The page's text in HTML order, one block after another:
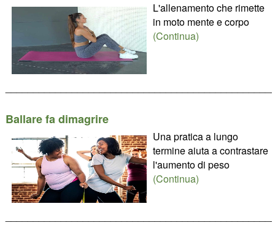
L'allenamento che rimette
in moto mente e corpo
(Continua)
Ballare fa dimagrire
Una pratica a lungo
termine aiuta a contrastare
l'aumento di peso
(Continua)